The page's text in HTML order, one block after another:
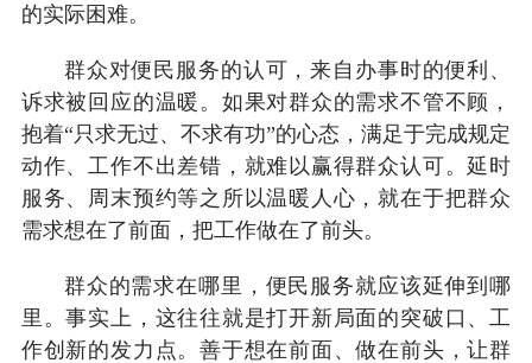
的实际困难。
群众对便民服务的认可，来自办事时的便利、
诉求被回应的温暖。如果对群众的需求不管不顾，
抱着“只求无过、不求有功”的心态，满足于完成规定
动作、工作不出差错，就难以赢得群众认可。延时
服务、周末预约等之所以温暖人心，就在于把群众
需求想在了前面，把工作做在了前头。
群众的需求在哪里，便民服务就应该延伸到哪
里。事实上，这往往就是打开新局面的突破口、工
作创新的发力点。善于想在前面、做在前头，让群